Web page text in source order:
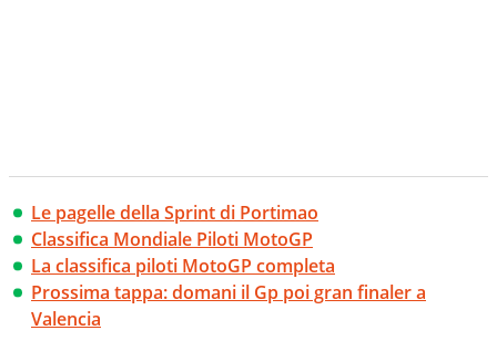
Le pagelle della Sprint di Portimao
Classifica Mondiale Piloti MotoGP
La classifica piloti MotoGP completa
Prossima tappa: domani il Gp poi gran finaler a
Valencia